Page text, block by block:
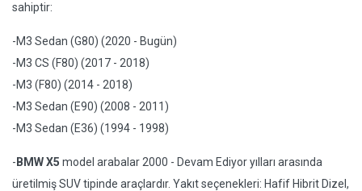
sahiptir:
-M3 Sedan (G80) (2020 - Bugün)
-M3 CS (F80) (2017 - 2018)
-M3 (F80) (2014 - 2018)
-M3 Sedan (E90) (2008 - 2011)
-M3 Sedan (E36) (1994 - 1998)
- BMW X5 model arabalar 2000 - Devam Ediyor yılları arasında
üretilmiş SUV tipinde araçlardır. Yakıt seçenekleri: Hafif Hibrit Dizel,